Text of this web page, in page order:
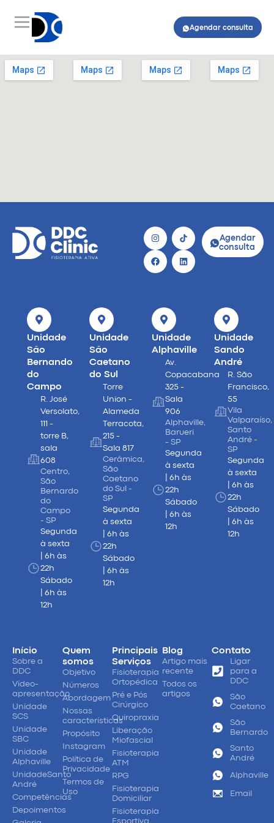
Agendar consulta
Agendar
consulta
Unidade
São
Bernando
do
Campo
R. José
Versolato,
111 -
torre B,
sala
608
Centro,
São
Bernardo
do
Campo
- SP
Segunda
à sexta
| 6h às
22h
Sábado
| 6h às
12h
Unidade
São
Caetano
do Sul
Torre
Union -
Alameda
Terracota,
215 -
Sala 817
Cerâmica,
São
Caetano
do Sul -
SP
Segunda
à sexta
| 6h às
22h
Sábado
| 6h às
12h
Unidade
Alphaville
Av.
Copacabana
325 -
Sala
906
Alphaville,
Barueri
- SP
Segunda
à sexta
| 6h às
22h
Sábado
| 6h às
12h
Unidade
Sando
André
R. São
Francisco,
55
Vila
Valparaíso,
Santo
André -
SP
Segunda
à sexta
| 6h às
22h
Sábado
| 6h às
12h
Início
Sobre a
DDC
Vídeo-
apresentação
Unidade
SCS
Unidade
SBC
Unidade
Alphaville
UnidadeSanto
André
Competências
Depoimentos
Quem
somos
Objetivo
Números
Abordagem
Nossas
características
Propósito
Instagram
Política de
Privacidade
Termos de
Uso
Principais
Serviços
Fisioterapia
Ortopédica
Pré e Pós
Cirúrgico
Quiropraxia
Liberação
Miofascial
Fisioterapia
ATM
RPG
Fisioterapia
Domiciliar
Fisioterapia
Esportiva
Blog
Artigo mais
recente
Todos os
artigos
Contato
Ligar
para a
DDC
São
Caetano
São
Bernardo
Santo
André
Alphaville
Email